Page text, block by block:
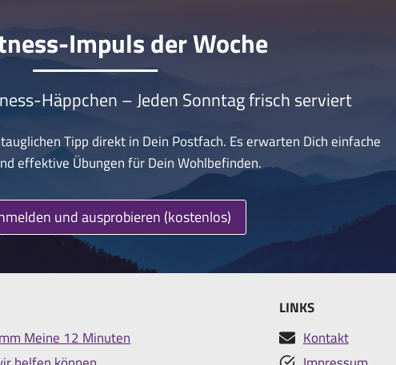
Impuls der Woche
Häppchen – Jeden Sonntag frisch serviert
Tipp direkt in Dein Postfach. Es erwarten Dich einfache
effektive Übungen für Dein Wohlbefinden.
und ausprobieren (kostenlos)
Meine 12 Minuten
LINKS
Kontakt